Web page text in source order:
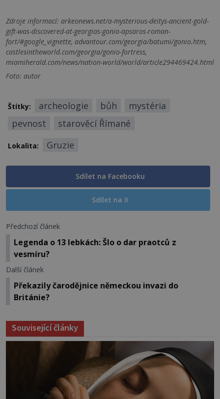
Zdroje informací: arkeonews.net/a-mysterious-deitys-ancient-gold-
gift-was-discovered-at-georgias-gonio-apsaros-roman-
fort/#google_vignette, advantour.com/georgia/batumi/gonio.htm,
castlesintheworld.com/georgia/gonio-fortress,
miamiherald.com/news/nation-world/world/article294469424.html
Foto: autor
Štítky: archeologie bůh
mystéria
pevnost
starověcí Římané
Lokalita: Gruzie
Sdílet na Facebooku
Sdílet na X
Předchozí článek
Legenda o 13 lebkách: Šlo o dar praotců z
vesmíru?
Další článek
Překazily čarodějnice německou invazi do
Británie?
Související články